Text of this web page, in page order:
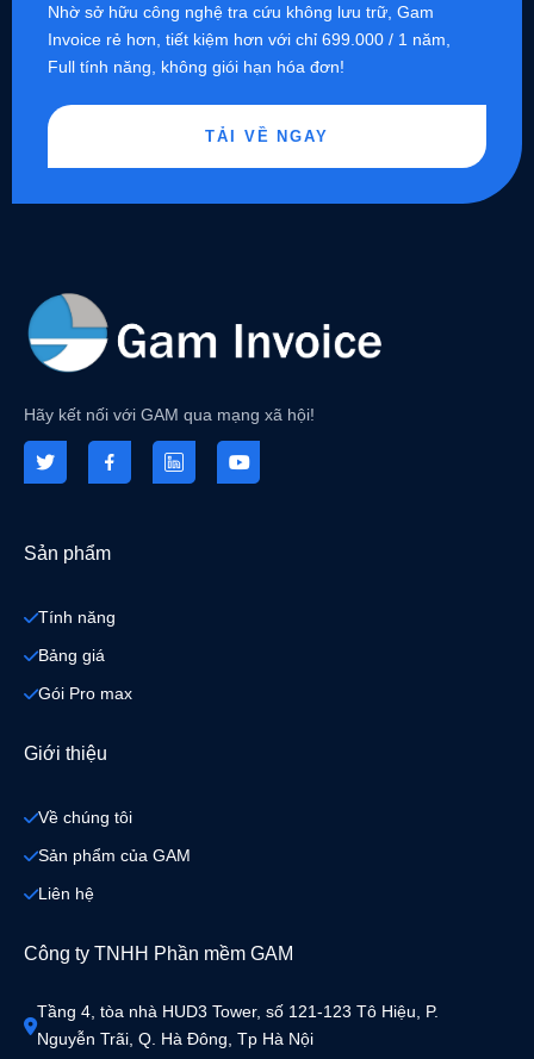
Nhờ sở hữu công nghệ tra cứu không lưu trữ, Gam
Invoice rẻ hơn, tiết kiệm hơn với chỉ 699.000 / 1 năm,
Full tính năng, không giói hạn hóa đơn!
TẢI VỀ NGAY
Hãy kết nối với GAM qua mạng xã hội!
Sản phẩm
Tính năng
Bảng giá
Gói Pro max
Giới thiệu
Về chúng tôi
Sản phẩm của GAM
Liên hệ
Công ty TNHH Phần mềm GAM
Tầng 4, tòa nhà HUD3 Tower, số 121-123 Tô Hiệu, P.
Nguyễn Trãi, Q. Hà Đông, Tp Hà Nội